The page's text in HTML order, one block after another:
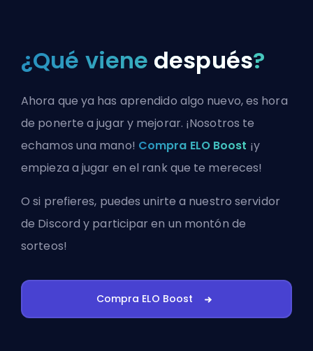
¿Qué viene después?
Ahora que ya has aprendido algo nuevo, es hora
de ponerte a jugar y mejorar. ¡Nosotros te
echamos una mano! Compra ELO Boost ¡y
empieza a jugar en el rank que te mereces!
O si prefieres, puedesunirte a nuestro servidor
de Discord y participar en un montón de
sorteos!
Compra ELO Boost